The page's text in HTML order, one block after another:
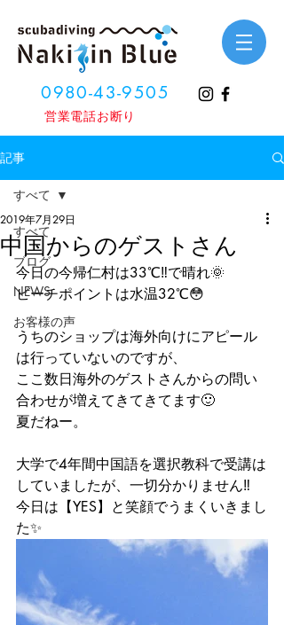
0980-43-9505
​営業電話お断り
記事
すべて
ブログ
NEWS
お客様の声
すべて
中国からのゲストさん
2019年7月29日
今日の今帰仁村は33℃‼️で晴れ🌞
ビーチポイントは水温32℃😳
うちのショップは海外向けにアピール
は行っていないのですが、
ここ数日海外のゲストさんからの問い
合わせが増えてきてきてます🙂
夏だねー。
大学で4年間中国語を選択教科で受講は
していましたが、一切分かりません‼️
今日は【YES】と笑顔でうまくいきまし
た✨